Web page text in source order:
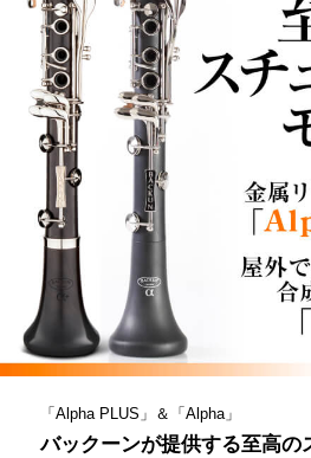
「Alpha PLUS」＆「Alpha」
バックーンが提供する至高の